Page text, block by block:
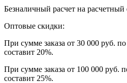
Безналичный расчет на расчетный
Оптовые скидки:
При сумме заказа от 30 000 руб.
составит 20%.
При сумме заказа от 100 000 руб.
составит 25%.